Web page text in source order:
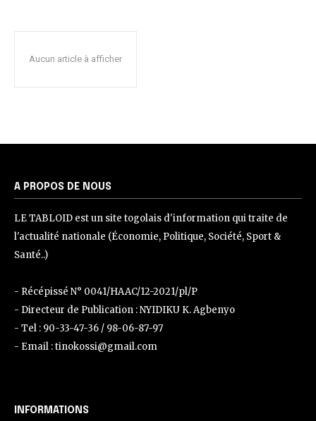
Aucun article à afficher
A PROPOS DE NOUS
LE TABLOID est un site togolais d'information qui traite de
l'actualité nationale (Économie, Politique, Société, Sport &
Santé..)
- Récépissé N° 0041/HAAC/12-2021/pl/P
- Directeur de Publication : NYIDIKU K. Agbenyo
- Tel : 90-33-47-36 / 98-06-87-97
- Email : tinokossi@gmail.com
INFORMATIONS